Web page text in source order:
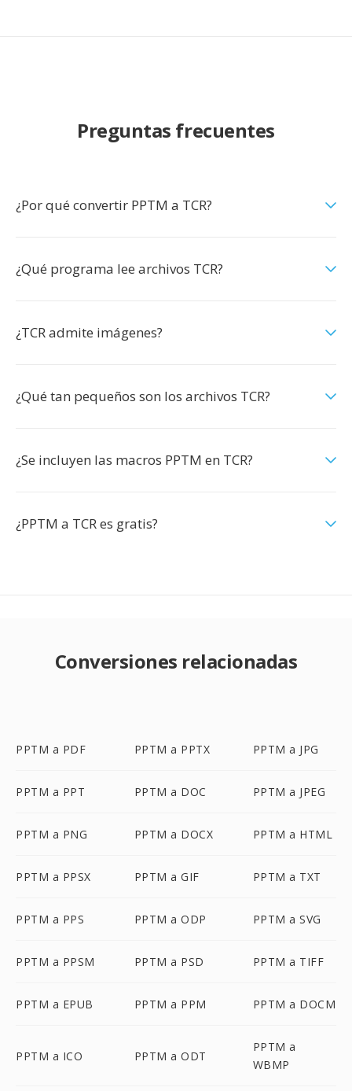
Preguntas frecuentes
¿Por qué convertir PPTM a TCR?
¿Qué programa lee archivos TCR?
¿TCR admite imágenes?
¿Qué tan pequeños son los archivos TCR?
¿Se incluyen las macros PPTM en TCR?
¿PPTM a TCR es gratis?
Conversiones relacionadas
PPTM a PDF PPTM a PPTX PPTM a JPG
PPTM a PPT PPTM a DOC PPTM a JPEG
PPTM a PNG PPTM a DOCX PPTM a HTML
PPTM a PPSX PPTM a GIF PPTM a TXT
PPTM a PPS PPTM a ODP PPTM a SVG
PPTM a PPSM PPTM a PSD PPTM a TIFF
PPTM a EPUB PPTM a PPM PPTM a DOCM
PPTM a ICO PPTM a ODT
PPTM a
WBMP